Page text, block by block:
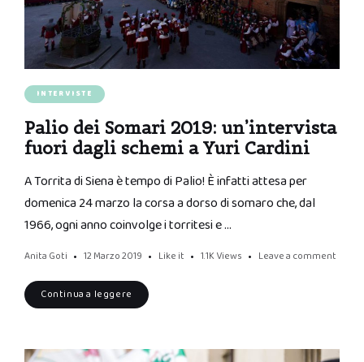
INTERVISTE
Palio dei Somari 2019: un’intervista
fuori dagli schemi a Yuri Cardini
A Torrita di Siena è tempo di Palio! È infatti attesa per
domenica 24 marzo la corsa a dorso di somaro che, dal
1966, ogni anno coinvolge i torritesi e …
Anita Goti 12 Marzo 2019 Like it 1.1K Views Leave a comment
Continua a leggere